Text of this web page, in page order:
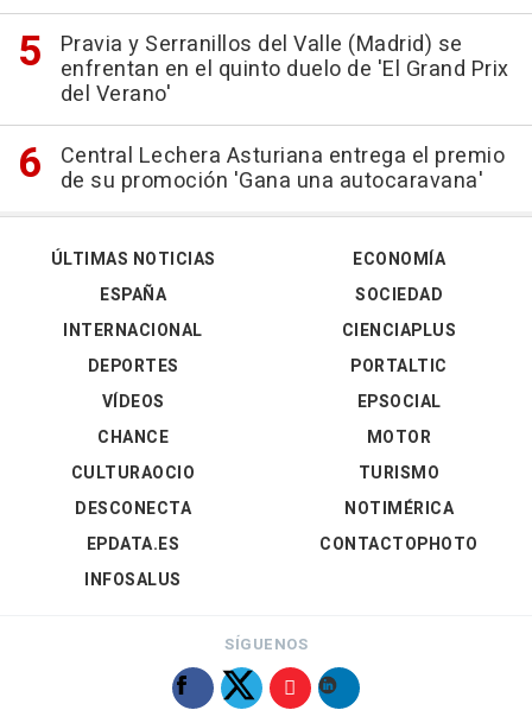
Pravia y Serranillos del Valle (Madrid) se
enfrentan en el quinto duelo de 'El Grand Prix
del Verano'
Central Lechera Asturiana entrega el premio
de su promoción 'Gana una autocaravana'
ÚLTIMAS NOTICIAS
ESPAÑA
INTERNACIONAL
DEPORTES
VÍDEOS
ECONOMÍA
SOCIEDAD
CIENCIAPLUS
PORTALTIC
EPSOCIAL
CHANCE
CULTURAOCIO
DESCONECTA
EPDATA.ES
INFOSALUS
MOTOR
TURISMO
NOTIMÉRICA
CONTACTOPHOTO
SÍGUENOS